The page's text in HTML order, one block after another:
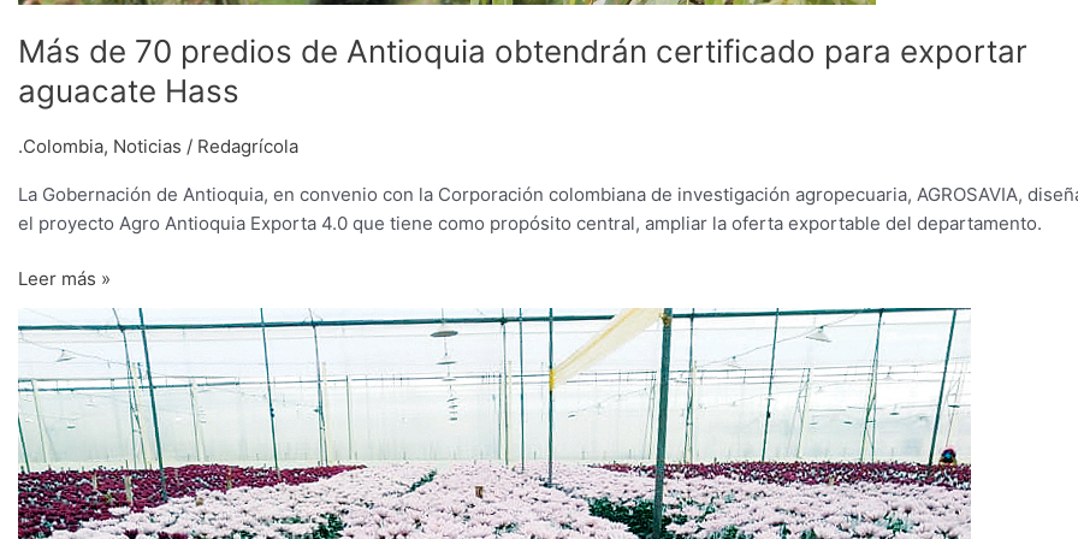
Más de 70 predios de Antioquia obtendrán certificado para exportar
aguacate Hass
.Colombia, Noticias / Redagrícola
La Gobernación de Antioquia, en convenio con la Corporación colombiana de investigación agropecuaria, AGROSAVIA,
el proyecto Agro Antioquia Exporta 4.0 que tiene como propósito central, ampliar la oferta exportable del departamento.
Leer más »
San
Valentín:
floricultores
de
Antioquía
prevén
exportar
175